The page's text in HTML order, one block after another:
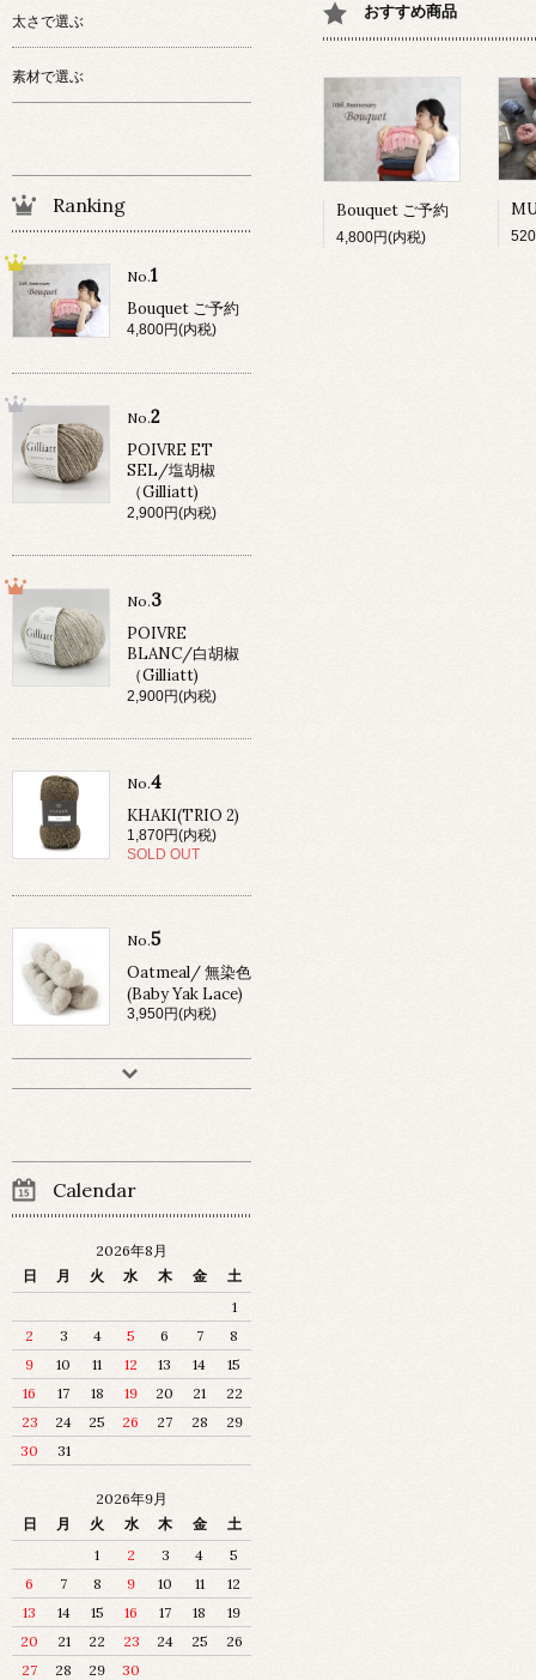
おすすめ商品
Bouquet ご予約
4,800円(内税)
太さで選ぶ
素材で選ぶ
Ranking
No.1
Bouquet ご予約
4,800円(内税)
No.2
POIVRE ET
SEL/塩胡椒
（Gilliatt)
2,900円(内税)
No.3
POIVRE
BLANC/白胡椒
（Gilliatt)
2,900円(内税)
No.4
KHAKI(TRIO 2)
1,870円(内税)
SOLD OUT
No.5
Oatmeal/ 無染色
(Baby Yak Lace)
3,950円(内税)
Calendar
2026年8月
日
月 火 水 木 金
土
1
2
3 4 5 6 7
8
9
10 11 12 13 14
15
16
17 18 19 20 21
22
23
24 25 26 27 28
29
30
31
2026年9月
日
月 火 水 木 金
土
1
2 3 4
5
6
7 8 9 10 11
12
13
14 15 16 17 18
19
20
21 22 23 24 25
26
27
28 29 30